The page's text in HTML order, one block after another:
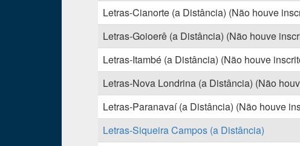
Letras-Cianorte (a Distância) (Não houve
Letras-Goioerê (a Distância) (Não houve
Letras-Itambé (a Distância) (Não houve
Letras-Nova Londrina (a Distância) (Não
Letras-Paranavaí (a Distância) (Não houve
Letras-Siqueira Campos (a Distância)